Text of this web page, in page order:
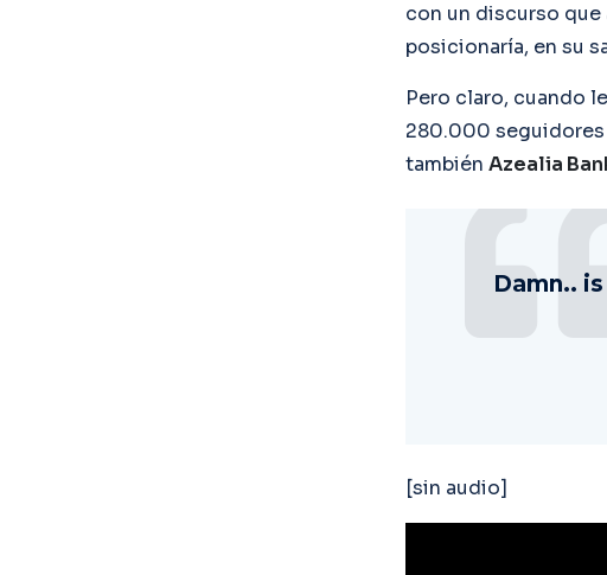
con un discurso que
posicionaría, en su
Pero claro, cuando
280.000 seguidores
también Azealia
Damn..
[sin audio]